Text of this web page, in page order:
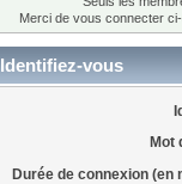
Merci de vous connecter
Identifiez-vous
Mot
Durée de connexion (en